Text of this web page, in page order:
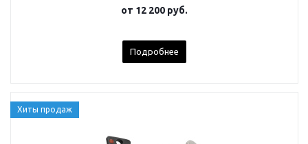
от 12 200 руб.
Подробнее
Хиты продаж